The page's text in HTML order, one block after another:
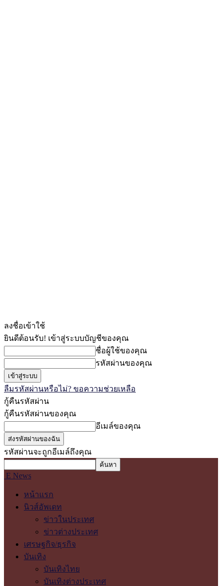
ลงชื่อเข้าใช้
ยินดีต้อนรับ! เข้าสู่ระบบบัญชีของคุณ
ชื่อผู้ใช้ของคุณ
รหัสผ่านของคุณ
ลืมรหัสผ่านหรือไม่? ขอความช่วยเหลือ
กู้คืนรหัสผ่าน
กู้คืนรหัสผ่านของคุณ
อีเมล์ของคุณ
รหัสผ่านจะถูกอีเมล์ถึงคุณ
E News
หน้าแรก
นิวส์อัพเดท
ข่าวในประเทศ
ข่าวต่างประเทศ
เศรษฐกิจ/ธุรกิจ
บันเทิง
บันเทิงไทย
บันเทิงต่างประเทศ